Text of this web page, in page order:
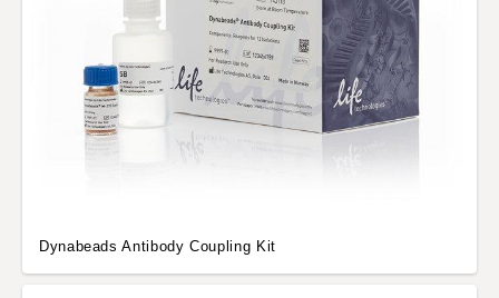
Dynabeads Antibody Coupling Kit